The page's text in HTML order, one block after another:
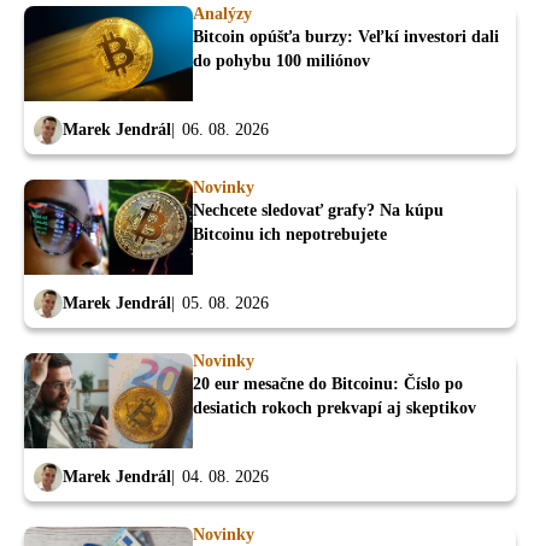
Analýzy
Bitcoin opúšťa burzy: Veľkí investori dali
do pohybu 100 miliónov
Marek Jendrál 06. 08. 2026
Novinky
Nechcete sledovať grafy? Na kúpu
Bitcoinu ich nepotrebujete
Marek Jendrál 05. 08. 2026
Novinky
20 eur mesačne do Bitcoinu: Číslo po
desiatich rokoch prekvapí aj skeptikov
Marek Jendrál 04. 08. 2026
Novinky